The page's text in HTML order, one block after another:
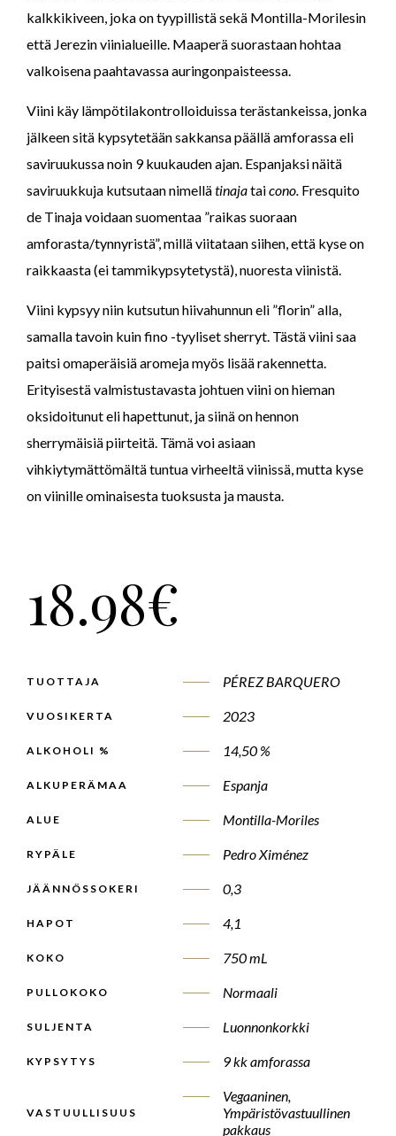
kalkkikiveen, joka on tyypillistä sekä Montilla-Morilesin
että Jerezin viinialueille. Maaperä suorastaan hohtaa
valkoisena paahtavassa auringonpaisteessa.
Viini käy lämpötilakontrolloiduissa terästankeissa, jonka
jälkeen sitä kypsytetään sakkansa päällä amforassa eli
saviruukussa noin 9 kuukauden ajan. Espanjaksi näitä
saviruukkuja kutsutaan nimellätinajataicono. Fresquito
de Tinaja voidaan suomentaa ”raikas suoraan
amforasta/tynnyristä”, millä viitataan siihen, että kyse on
raikkaasta (ei tammikypsytetystä), nuoresta viinistä.
Viini kypsyy niin kutsutun hiivahunnun eli ”florin” alla,
samalla tavoin kuin fino -tyyliset sherryt. Tästä viini saa
paitsi omaperäisiä aromeja myös lisää rakennetta.
Erityisestä valmistustavasta johtuen viini on hieman
oksidoitunut eli hapettunut, ja siinä on hennon
sherrymäisiä piirteitä. Tämä voi asiaan
vihkiytymättömältä tuntua virheeltä viinissä, mutta kyse
on viinille ominaisesta tuoksusta ja mausta.
18.98€
TUOTTAJA PÉREZ BARQUERO
VUOSIKERTA 2023
ALKOHOLI % 14,50 %
ALKUPERÄMAA Espanja
ALUE Montilla-Moriles
RYPÄLE Pedro Ximénez
JÄÄNNÖSSOKERI 0,3
HAPOT 4,1
KOKO 750 mL
PULLOKOKO Normaali
SULJENTA Luonnonkorkki
KYPSYTYS 9 kk amforassa
VASTUULLISUUS
Vegaaninen,
Ympäristövastuullinen
pakkaus